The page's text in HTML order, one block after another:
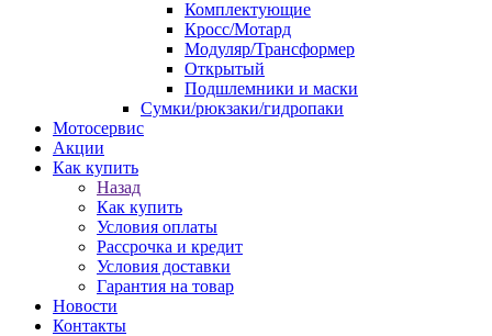
Комплектующие
Кросс/Мотард
Модуляр/Трансформер
Открытый
Подшлемники и маски
Сумки/рюкзаки/гидропаки
Мотосервис
Акции
Как купить
Назад
Как купить
Условия оплаты
Рассрочка и кредит
Условия доставки
Гарантия на товар
Новости
Контакты